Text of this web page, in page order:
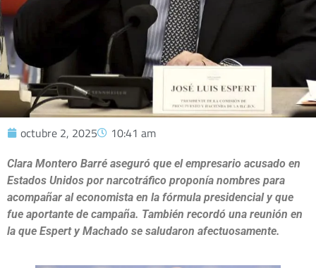
octubre 2, 2025 10:41 am
Clara Montero Barré aseguró que el empresario acusado en
Estados Unidos por narcotráfico proponía nombres para
acompañar al economista en la fórmula presidencial y que
fue aportante de campaña. También recordó una reunión en
la que Espert y Machado se saludaron afectuosamente.